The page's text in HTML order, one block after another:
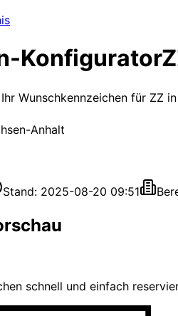
Konfigurator
Wunschkennzeichen für ZZ
Anhalt
Stand: 2025-08-20 09:51
schnell und einfach